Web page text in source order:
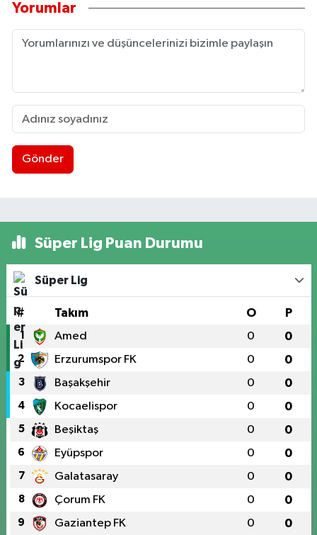
Yorumlar
Gönder
Süper Lig Puan Durumu
Süper Lig
# Takım O P
1 Amed 0 0
2 Erzurumspor FK 0 0
3 Başakşehir 0 0
4 Kocaelispor 0 0
5 Beşiktaş 0 0
6 Eyüpspor 0 0
7 Galatasaray 0 0
8 Çorum FK 0 0
9 Gaziantep FK 0 0